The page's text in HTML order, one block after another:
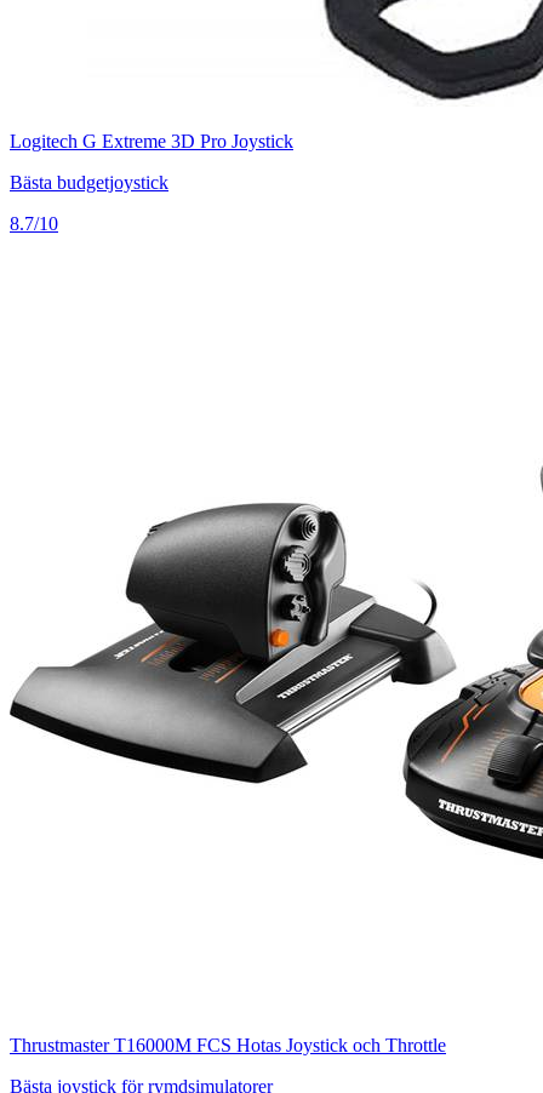
Logitech G Extreme 3D Pro Joystick
Bästa budgetjoystick
8.7/10
Thrustmaster T16000M FCS Hotas Joystick och Throttle
Bästa joystick för rymdsimulatorer